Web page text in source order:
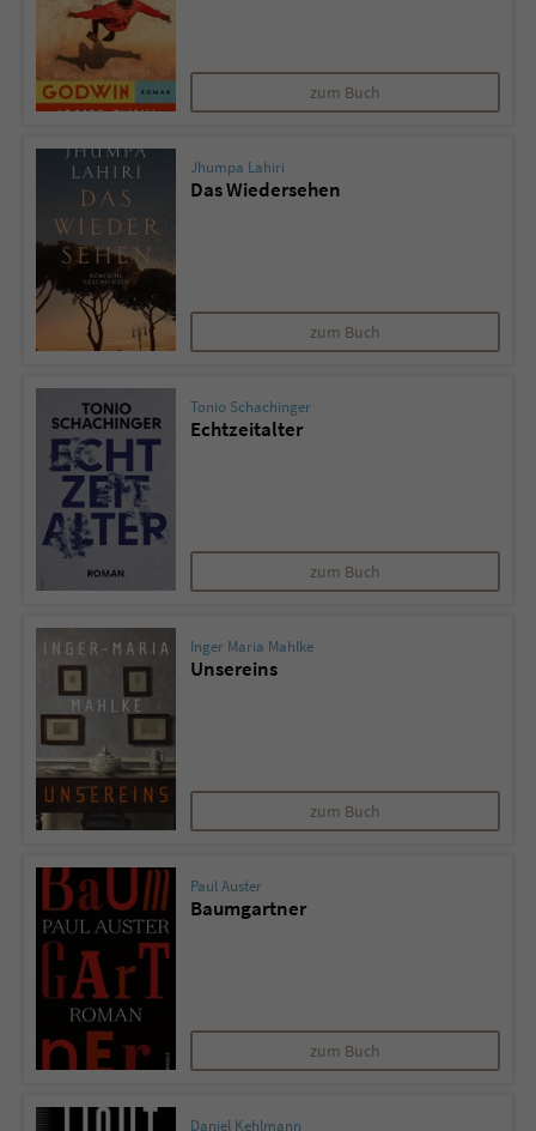
zum Buch
Jhumpa Lahiri
Das Wiedersehen
zum Buch
Tonio Schachinger
Echtzeitalter
zum Buch
Inger Maria Mahlke
Unsereins
zum Buch
Paul Auster
Baumgartner
zum Buch
Daniel Kehlmann